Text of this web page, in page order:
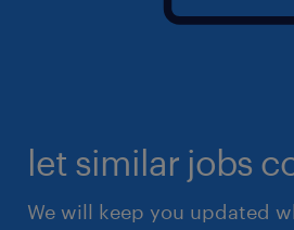
let similar jobs
We will keep you updated